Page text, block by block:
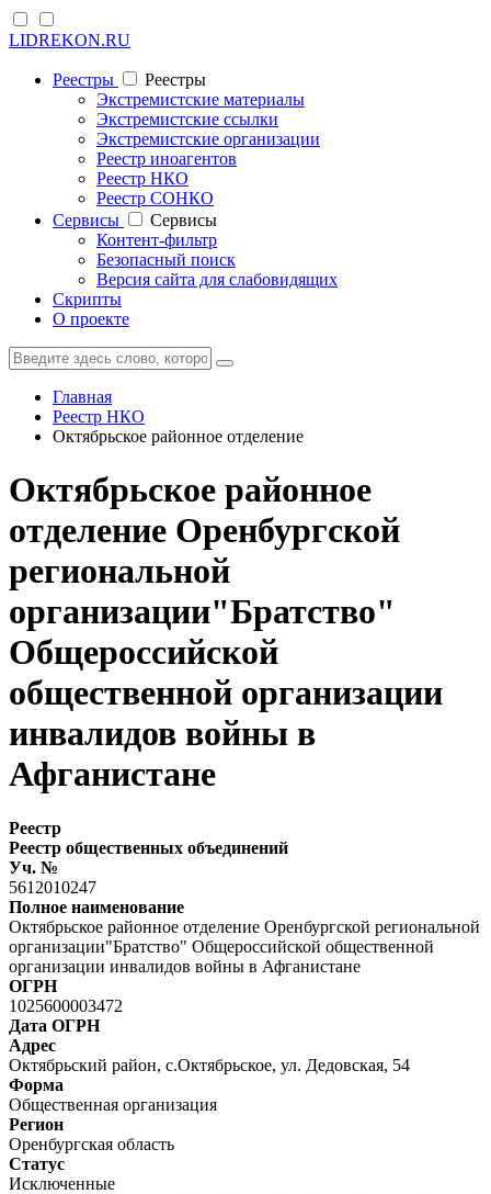
LIDREKON.RU
Реестры
Реестры
Экстремистские материалы
Экстремистские ссылки
Экстремистские организации
Реестр иноагентов
Реестр НКО
Реестр СОНКО
Cервисы
Cервисы
Контент-фильтр
Безопасный поиск
Версия сайта для слабовидящих
Скрипты
О проекте
Главная
Реестр НКО
Октябрьское районное отделение
Октябрьское районное
отделение Оренбургской
региональной
организации"Братство"
Общероссийской
общественной организации
инвалидов войны в
Афганистане
Реестр
Реестр общественных объединений
Уч. №
5612010247
Полное наименование
Октябрьское районное отделение Оренбургской региональной
организации"Братство" Общероссийской общественной
организации инвалидов войны в Афганистане
ОГРН
1025600003472
Дата ОГРН
Адрес
Октябрьский район, с.Октябрьское, ул. Дедовская, 54
Форма
Общественная организация
Регион
Оренбургская область
Статус
Исключенные